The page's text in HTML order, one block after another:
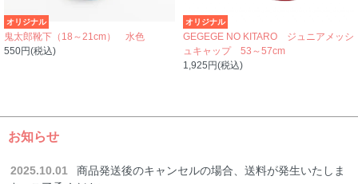
オリジナル
鬼太郎靴下（18～21cm） 水色
550円(税込)
オリジナル
GEGEGE NO KITARO ジュニアメッシ
ュキャップ 53～57cm
1,925円(税込)
お知らせ
2025.10.01
商品発送後のキャンセルの場合、送料が発生いたしま